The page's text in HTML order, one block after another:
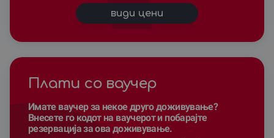
види цени
Плати со ваучер
Имате ваучер за некое друго доживување?
Внесете го кодот на ваучерот и побарајте
резервација за ова доживување.